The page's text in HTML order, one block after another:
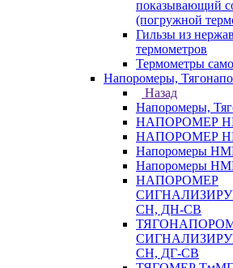
показывающий
(погружной
Гильзы из
термометров
Термометры
Напоромеры,
Назад
Напоромеры,
НАПОРОМЕР
НАПОРОМЕР
Напоромеры
Напоромеры
НАПОРОМЕР
СН, ДН-СВ
СН, ДГ-СВ